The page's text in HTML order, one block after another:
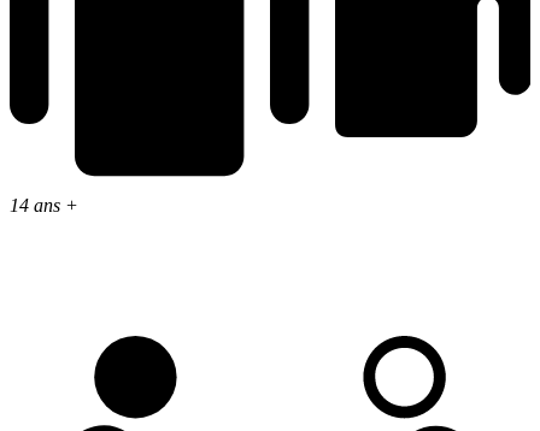
14 ans +